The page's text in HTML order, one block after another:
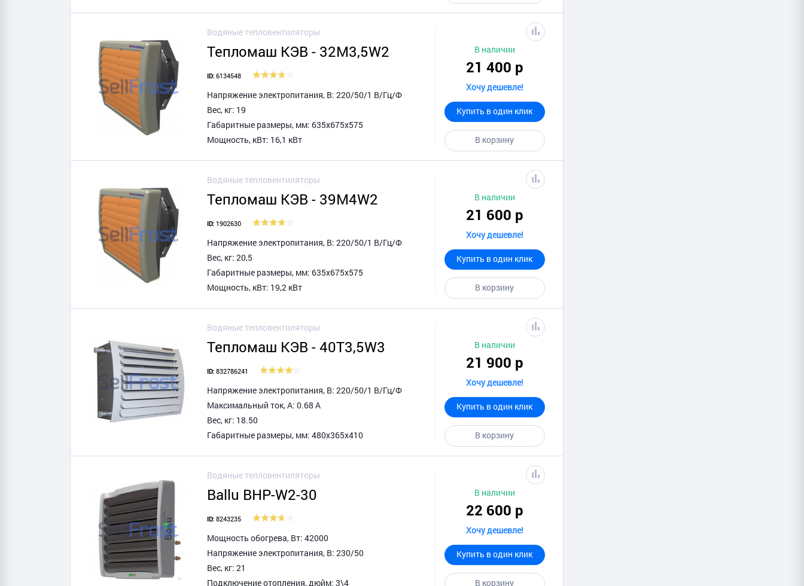
Водяные тепловентиляторы
Тепломаш КЭВ - 32M3,5W2
ID:6134548
Напряжение электропитания, В: 220/50/1 В/Гц/Ф
Вес, кг: 19
Габаритные размеры, мм: 635х675х575
Мощность, кВт: 16,1 кВт
В наличии
21 400 р
Хочу дешевле!
Купить в один клик
В корзину
Водяные тепловентиляторы
Тепломаш КЭВ - 39M4W2
ID: 1902630
Напряжение электропитания, В: 220/50/1 В/Гц/Ф
Вес, кг: 20,5
Габаритные размеры, мм: 635х675х575
Мощность, кВт: 19,2 кВт
В наличии
21 600 р
Хочу дешевле!
Купить в один клик
В корзину
Водяные тепловентиляторы
Тепломаш КЭВ - 40Т3,5W3
ID:832786241
Напряжение электропитания, В: 220/50/1 В/Гц/Ф
Максимальный ток, А: 0.68 А
Вес, кг: 18.50
Габаритные размеры, мм: 480х365х410
В наличии
21 900 р
Хочу дешевле!
Купить в один клик
В корзину
Водяные тепловентиляторы
Ballu BHP-W2-30
ID:8243235
Мощность обогрева, Вт: 42000
Напряжение электропитания, В: 230/50
Вес, кг: 21
Подключение отопления, дюйм: 3\4
В наличии
22 600 р
Хочу дешевле!
Купить в один клик
В корзину